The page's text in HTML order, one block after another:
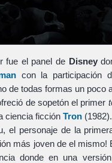
fue el panel de Disney
con la participación
de todas formas un poco
de sopetón el primer
ciencia ficción Tron
el personaje de la
más joven de el mismo!
donde en una